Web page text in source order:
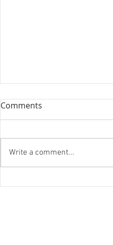
Comments
Write a comment...